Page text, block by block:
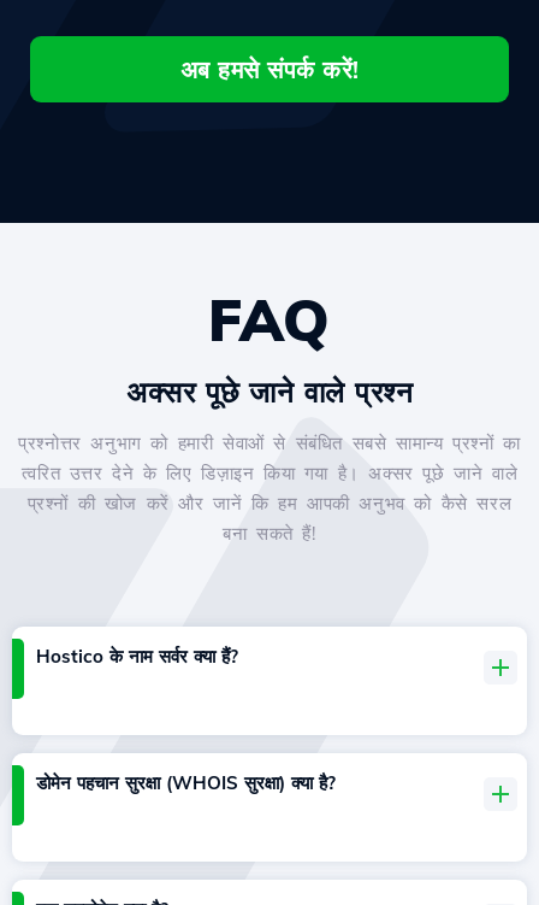
अब हमसे संपर्क करें!
FAQ
अक्सर पूछे जाने वाले प्रश्न
प्रश्नोत्तर अनुभाग को हमारी सेवाओं से संबंधित सबसे सामान्य प्रश्नों का
त्वरित उत्तर देने के लिए डिज़ाइन किया गया है। अक्सर पूछे जाने वाले
प्रश्नों की खोज करें और जानें कि हम आपकी अनुभव को कैसे सरल
बना सकते हैं!
Hostico के नाम सर्वर क्या हैं?
डोमेन पहचान सुरक्षा (WHOIS सुरक्षा) क्या है?